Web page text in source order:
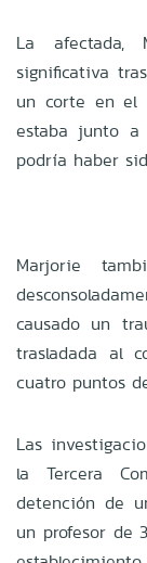
La afectada,
significativa
un corte en el
estaba junto
podría haber
Marjorie
causado un
trasladada al
cuatro puntos
Las
la Tercera
detención de
un profesor de